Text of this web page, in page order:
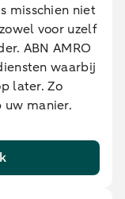
misschien niet
voor uzelf
ABN AMRO
waarbij
later. Zo
manier.